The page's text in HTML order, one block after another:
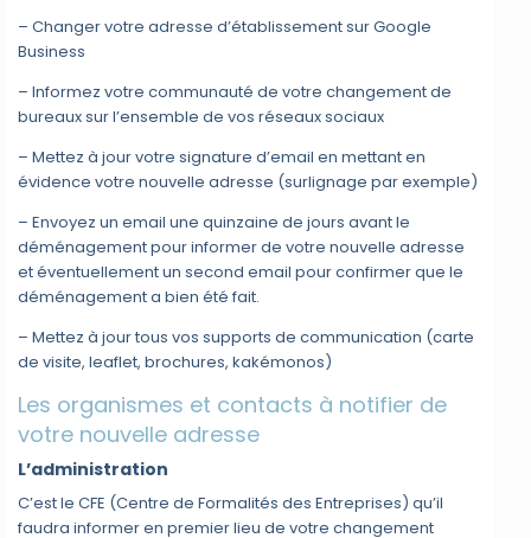
– Changer votre adresse d’établissement sur Google
Business
– Informez votre communauté de votre changement de
bureaux sur l’ensemble de vos réseaux sociaux
– Mettez à jour votre signature d’email en mettant en
évidence votre nouvelle adresse (surlignage par exemple)
– Envoyez un email une quinzaine de jours avant le
déménagement pour informer de votre nouvelle adresse
et éventuellement un second email pour confirmer que le
déménagement a bien été fait.
– Mettez à jour tous vos supports de communication (carte
de visite, leaflet, brochures, kakémonos)
Les organismes et contacts à notifier de
votre nouvelle adresse
L’administration
C’est le CFE (Centre de Formalités des Entreprises) qu’il
faudra informer en premier lieu de votre changement